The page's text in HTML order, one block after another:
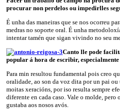
procurar non perdelos ou impedirlles
É unha das maneiras que se nos ocorreu
medras no soporte oral. É unha
intentar tamén que sigan vivindo no seu
Canto lle pode
popular á hora de escribir,
Para min resultou fundamental pois creo
oralidade, ao son da voz dita por un pai
moitas xeracións, por iso resulta sempre
diferente en cada caso. Vale o molde, pero
gustaba aos nosos avós.